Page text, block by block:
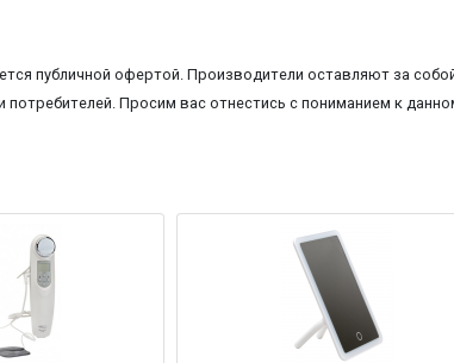
публичной офертой. Производители оставляют за
Просим вас отнестись с пониманием к